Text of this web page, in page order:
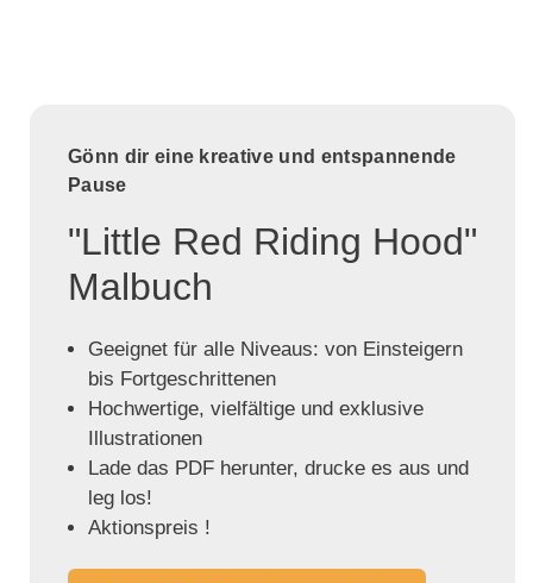
Gönn dir eine kreative und entspannende
Pause
"Little Red Riding Hood"
Malbuch
Geeignet für alle Niveaus: von Einsteigern
bis Fortgeschrittenen
Hochwertige, vielfältige und exklusive
Illustrationen
Lade das PDF herunter, drucke es aus und
leg los!
Aktionspreis !